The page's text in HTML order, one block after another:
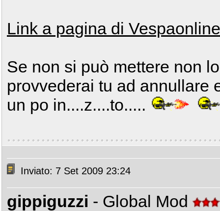
Link a pagina di
Se non si può mettere non
provvederai tu ad annullare
un po in....z....to.....
Inviato: 7 Set 2009 23:24
gippiguzzi - Global Mod